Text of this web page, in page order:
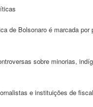
de Bolsonaro é marcada por
sobre minorias,
e instituições de